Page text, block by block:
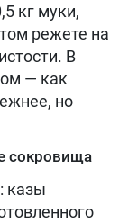
кг муки,
режете на
В
— как
но
сокровища
казы